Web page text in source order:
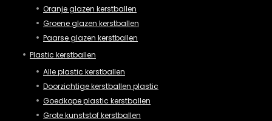
Oranje glazen kerstballen
Groene glazen kerstballen
Paarse glazen kerstballen
Plastic kerstballen
Alle plastic kerstballen
Doorzichtige kerstballen plastic
Goedkope plastic kerstballen
Grote kunststof kerstballen